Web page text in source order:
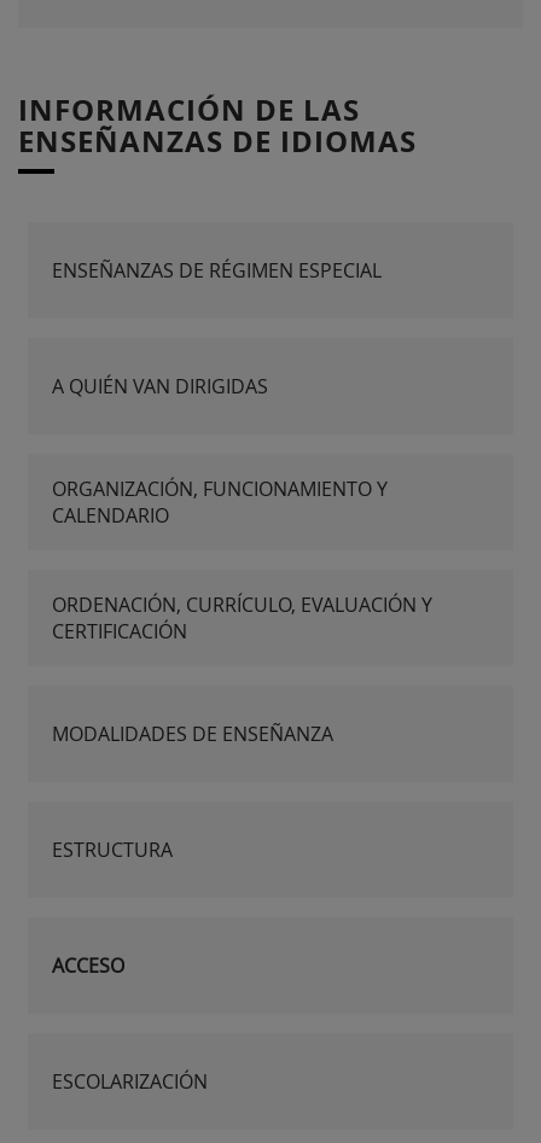
INFORMACIÓN DE LAS
ENSEÑANZAS DE IDIOMAS
ENSEÑANZAS DE RÉGIMEN ESPECIAL
A QUIÉN VAN DIRIGIDAS
ORGANIZACIÓN, FUNCIONAMIENTO Y
CALENDARIO
ORDENACIÓN, CURRÍCULO, EVALUACIÓN Y
CERTIFICACIÓN
MODALIDADES DE ENSEÑANZA
ESTRUCTURA
ACCESO
ESCOLARIZACIÓN